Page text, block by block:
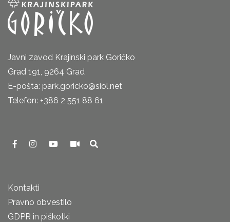
Javni zavod Krajinski park Goričko
Grad 191, 9264 Grad
E-pošta: park.goricko@siol.net
Telefon: +386 2 551 88 61
Kontakti
Pravno obvestilo
GDPR in piškotki